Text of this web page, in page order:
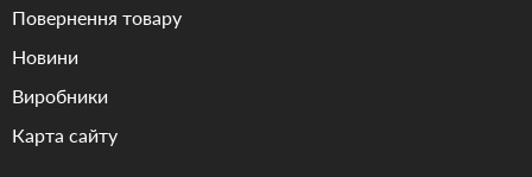
Повернення товару
Новини
Виробники
Карта сайту